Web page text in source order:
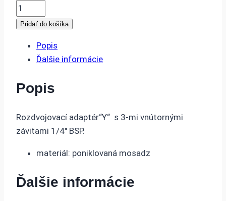
množstvo
Adaptér
3xF1/4
Pridať do košíka
Popis
Ďalšie informácie
Popis
Rozdvojovací adaptér“Y“ s 3-mi vnútornými
závitami 1/4″ BSP.
materiál: poniklovaná mosadz
Ďalšie informácie